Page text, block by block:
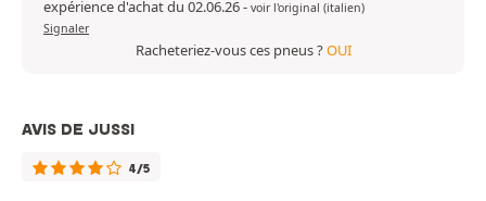
expérience d'achat du 02.06.26- voir l'original (italien)
Signaler
Racheteriez-vous ces pneus ?OUI
AVIS DE JUSSI
4/5